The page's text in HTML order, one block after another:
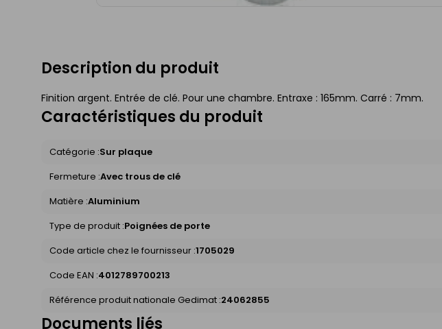
Description du produit
Finition argent. Entrée de clé. Pour une chambre. Entraxe : 165mm. Carré : 7mm.
Caractéristiques du produit
Catégorie :Sur plaque
Fermeture :Avec trous de clé
Matière :Aluminium
Type de produit :Poignées de porte
Code article chez le fournisseur :1705029
Code EAN :4012789700213
Référence produit nationale Gedimat :24062855
Documents liés